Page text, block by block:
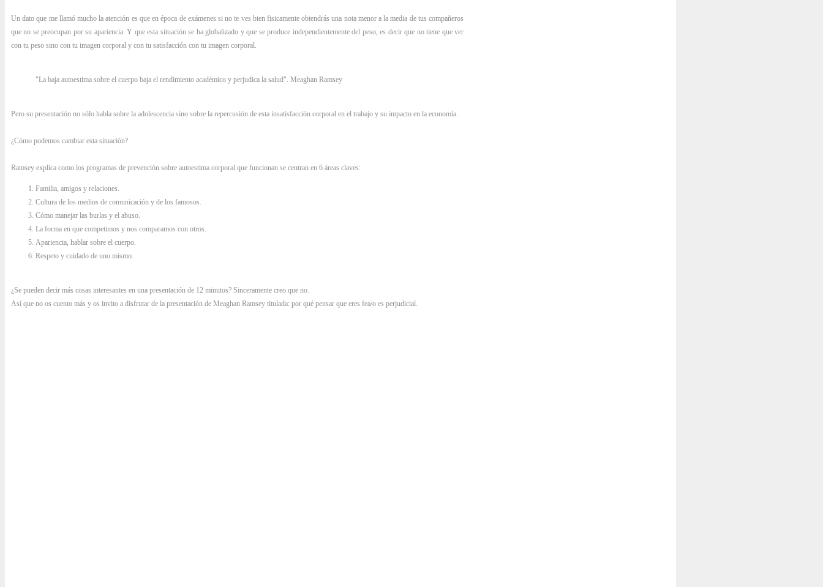
Un dato que me llamó mucho la atención es que en época de exámenes si no te ves bien fisicamente obtendrás una nota menor a la media de tus compañeros
que no se preocupan por su apariencia. Y que esta situación se ha globalizado y que se produce independientemente del peso, es decir que no tiene que ver
con tu peso sino con tu imagen corporal y con tu satisfacción con tu imagen corporal.
"La baja autoestima sobre el cuerpo baja el rendimiento académico y perjudica la salud". Meaghan Ramsey
Pero su presentación no sólo habla sobre la adolescencia sino sobre la repercusión de esta insatisfacción corporal en el trabajo y su impacto en la economía.
¿Cómo podemos cambiar esta situación?
Ramsey explica como los programas de prevención sobre autoestima corporal que funcionan se centran en 6 áreas claves:
Familia, amigos y relaciones.
Cultura de los medios de comunicación y de los famosos.
Cómo manejar las burlas y el abuso.
La forma en que competimos y nos comparamos con otros.
Apariencia, hablar sobre el cuerpo.
Respeto y cuidado de uno mismo.
¿Se pueden decir más cosas interesantes en una presentación de 12 minutos? Sinceramente creo que no.
Así que no os cuento más y os invito a disfrutar de la presentación de Meaghan Ramsey titulada: por qué pensar que eres fea/o es perjudicial.